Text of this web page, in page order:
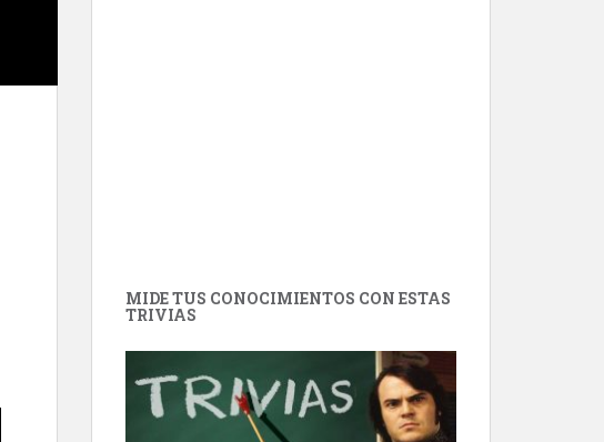
MIDE TUS CONOCIMIENTOS CON ESTAS
TRIVIAS